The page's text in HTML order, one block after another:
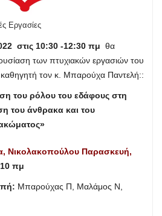
Εργασίες
στις 10:30 -12:30 πμ θα
των πτυχιακών εργασιών του
τον κ. Μπαρούχα Παντελή::
του ρόλου του εδάφους στη
του άνθρακα και του
Νικολακοπούλου Παρασκευή,
πμ
Μπαρούχας Π, Μαλάμος Ν,